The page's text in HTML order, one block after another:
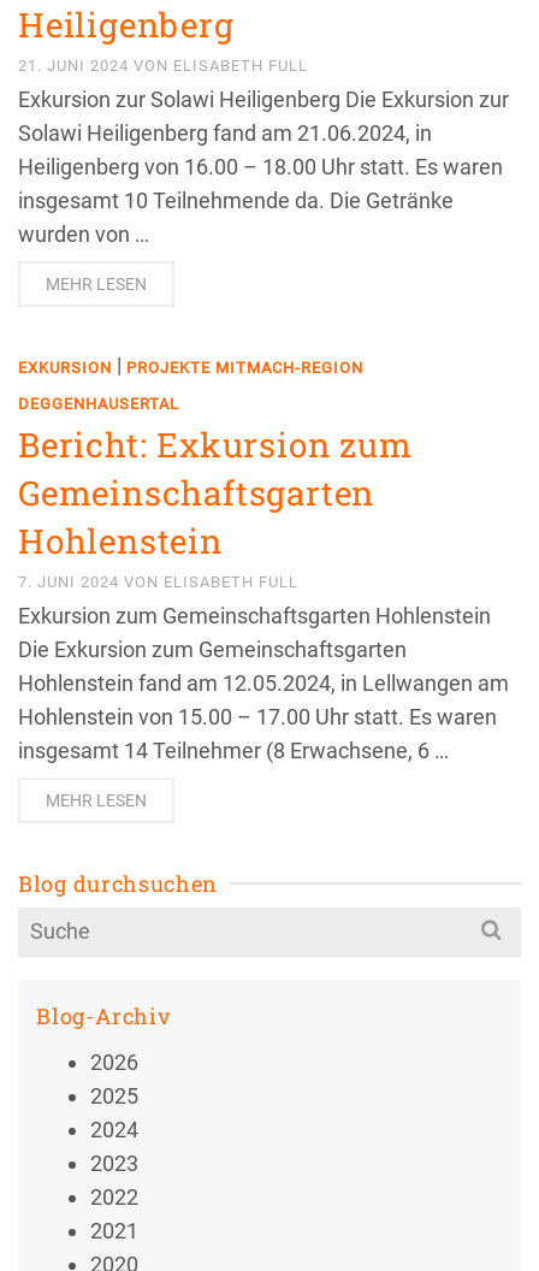
Heiligenberg
21. JUNI 2024 VON ELISABETH FULL
Exkursion zur Solawi Heiligenberg Die Exkursion zur
Solawi Heiligenberg fand am 21.06.2024, in
Heiligenberg von 16.00 – 18.00 Uhr statt. Es waren
insgesamt 10 Teilnehmende da. Die Getränke
wurden von …
MEHR LESEN
EXKURSION | PROJEKTE MITMACH-REGION
DEGGENHAUSERTAL
Bericht: Exkursion zum
Gemeinschaftsgarten
Hohlenstein
7. JUNI 2024 VON ELISABETH FULL
Exkursion zum Gemeinschaftsgarten Hohlenstein
Die Exkursion zum Gemeinschaftsgarten
Hohlenstein fand am 12.05.2024, in Lellwangen am
Hohlenstein von 15.00 – 17.00 Uhr statt. Es waren
insgesamt 14 Teilnehmer (8 Erwachsene, 6 …
MEHR LESEN
Blog durchsuchen
Search
for:
Blog-Archiv
2026
2025
2024
2023
2022
2021
2020